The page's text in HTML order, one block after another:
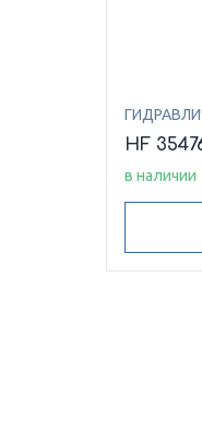
HF
в наличии